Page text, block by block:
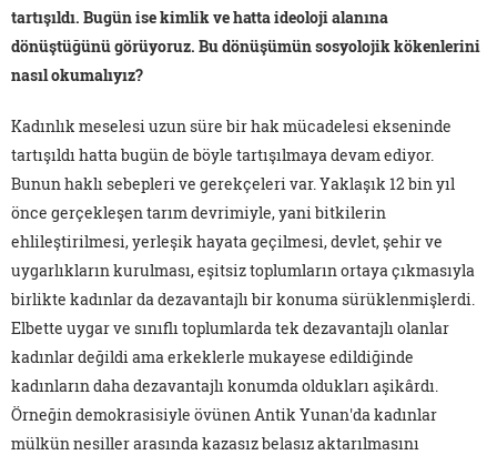
tartışıldı. Bugün ise kimlik ve hatta ideoloji alanına
dönüştüğünü görüyoruz. Bu dönüşümün sosyolojik kökenlerini
nasıl okumalıyız?
Kadınlık meselesi uzun süre bir hak mücadelesi ekseninde
tartışıldı hatta bugün de böyle tartışılmaya devam ediyor.
Bunun haklı sebepleri ve gerekçeleri var. Yaklaşık 12 bin yıl
önce gerçekleşen tarım devrimiyle, yani bitkilerin
ehlileştirilmesi, yerleşik hayata geçilmesi, devlet, şehir ve
uygarlıkların kurulması, eşitsiz toplumların ortaya çıkmasıyla
birlikte kadınlar da dezavantajlı bir konuma sürüklenmişlerdi.
Elbette uygar ve sınıflı toplumlarda tek dezavantajlı olanlar
kadınlar değildi ama erkeklerle mukayese edildiğinde
kadınların daha dezavantajlı konumda oldukları aşikârdı.
Örneğin demokrasisiyle övünen Antik Yunan'da kadınlar
mülkün nesiller arasında kazasız belasız aktarılmasını